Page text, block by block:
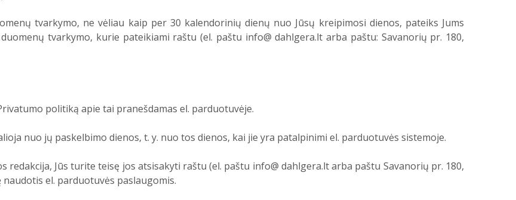
tvarkymo, ne vėliau kaip per 30 kalendorinių dienų nuo Jūsų kreipimosi dienos, pateiks Jums
tvarkymo, kurie pateikiami raštu (el. paštu info@ dahlgera.lt arba paštu: Savanorių pr. 180,
politiką apie tai pranešdamas el. parduotuvėje.
nuo jų paskelbimo dienos, t. y. nuo tos dienos, kai jie yra patalpinimi el. parduotuvės sistemoje.
redakcija, Jūs turite teisę jos atsisakyti raštu (el. paštu info@ dahlgera.lt arba paštu Savanorių pr. 180,
el. parduotuvės paslaugomis.